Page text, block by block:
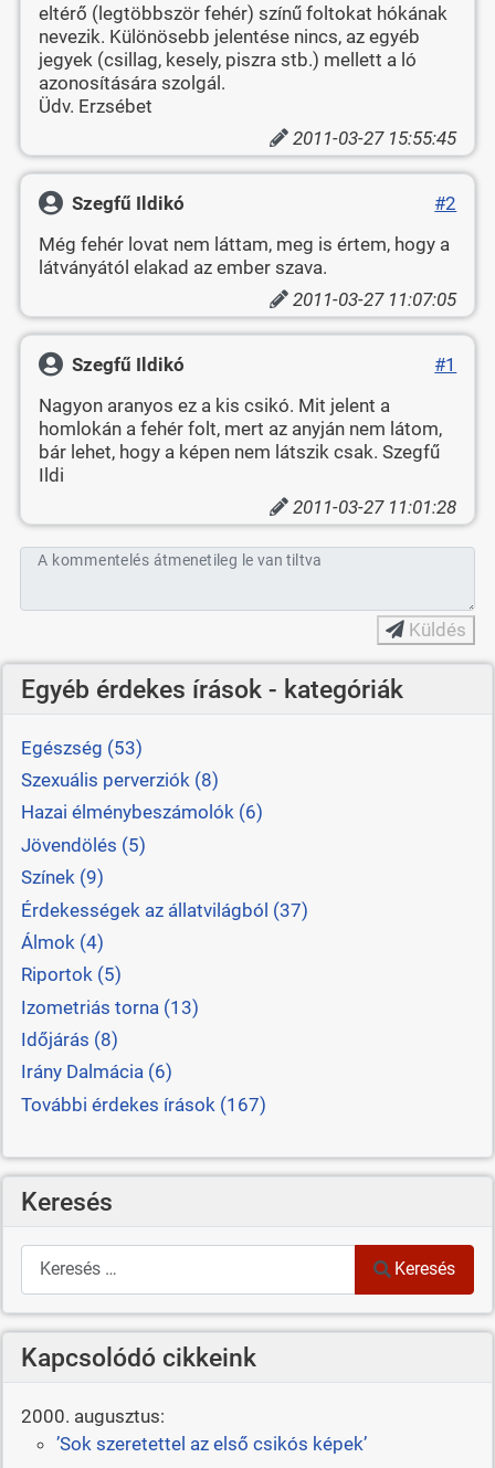
eltérő (legtöbbször fehér) színű foltokat hókának
nevezik. Különösebb jelentése nincs, az egyéb
jegyek (csillag, kesely, piszra stb.) mellett a ló
azonosítására szolgál.
Üdv. Erzsébet
2011-03-27 15:55:45
Szegfű Ildikó
#2
Még fehér lovat nem láttam, meg is értem, hogy a
látványától elakad az ember szava.
2011-03-27 11:07:05
Szegfű Ildikó
#1
Nagyon aranyos ez a kis csikó. Mit jelent a
homlokán a fehér folt, mert az anyján nem látom,
bár lehet, hogy a képen nem látszik csak. Szegfű
Ildi
2011-03-27 11:01:28
A kommentelés átmenetileg le van tiltva
Küldés
Egyéb érdekes írások - kategóriák
Egészség (53)
Szexuális perverziók (8)
Hazai élménybeszámolók (6)
Jövendölés (5)
Színek (9)
Érdekességek az állatvilágból (37)
Álmok (4)
Riportok (5)
Izometriás torna (13)
Időjárás (8)
Irány Dalmácia (6)
További érdekes írások (167)
Keresés
Keresés
Keresés
Kapcsolódó cikkeink
2000. augusztus:
’Sok szeretettel az első csikós képek’